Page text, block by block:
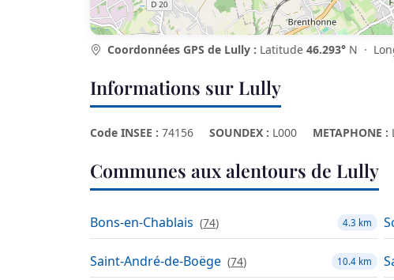
Coordonnées GPS de Lully : Latitude 46.293° N ·
Informations sur Lully
Code INSEE : 74156 SOUNDEX : L000 METAPHONE :
Communes aux alentours de Lully
Bons-en-Chablais (74) 4.3 km
Saint-André-de-Boëge (74) 10.4 km